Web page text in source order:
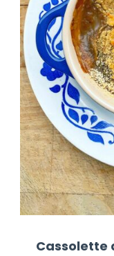
Cassolette